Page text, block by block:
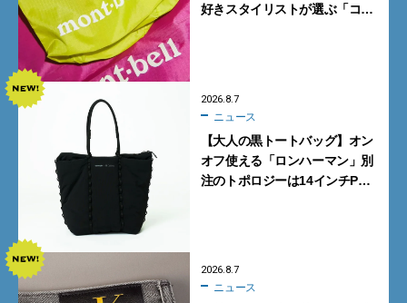
好きスタイリストが選ぶ「コス
2026.8.7
ニュース
【大人の黒トートバッグ】オン
オフ使える「ロンハーマン」別
注のトポロジーは14インチPC
2026.8.7
ニュース